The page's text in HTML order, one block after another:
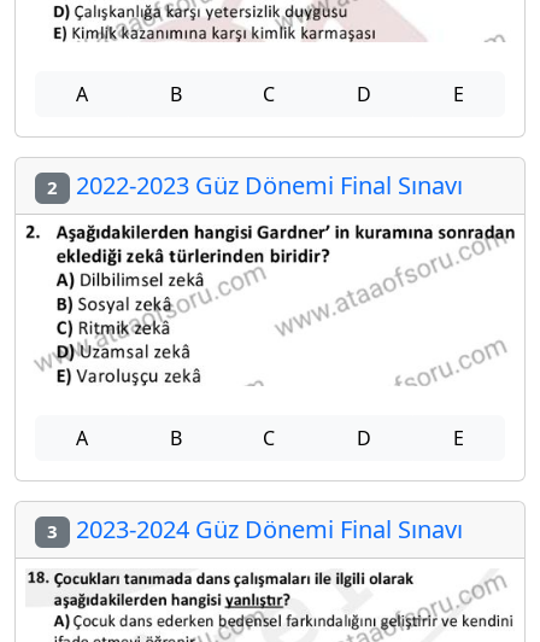
A B C D E
2 2022-2023 Güz Dönemi Final Sınavı
A B C D E
3 2023-2024 Güz Dönemi Final Sınavı